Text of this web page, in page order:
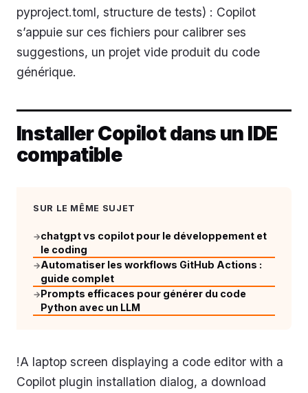
pyproject.toml, structure de tests) : Copilot
s’appuie sur ces fichiers pour calibrer ses
suggestions, un projet vide produit du code
générique.
Installer Copilot dans un IDE
compatible
SUR LE MÊME SUJET
→chatgpt vs copilot pour le développement et
le coding
→Automatiser les workflows GitHub Actions :
guide complet
→Prompts efficaces pour générer du code
Python avec un LLM
!A laptop screen displaying a code editor with a
Copilot plugin installation dialog, a download